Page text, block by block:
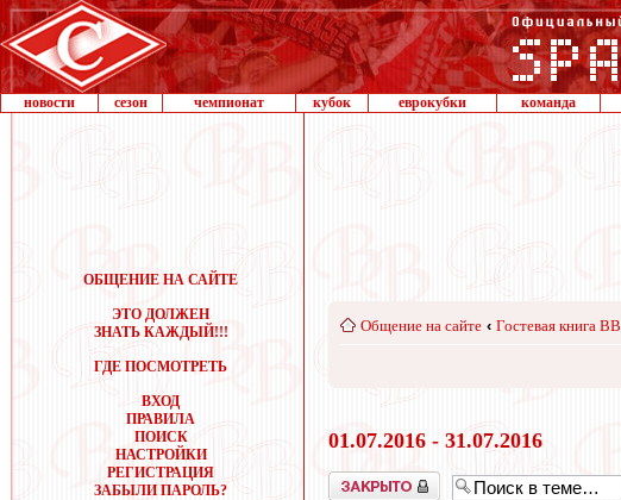
новости сезон чемпионат кубок еврокубки команда
ОБЩЕНИЕ НА САЙТЕ
ЭТО ДОЛЖЕН
ЗНАТЬ КАЖДЫЙ!!!
ГДЕ ПОСМОТРЕТЬ
ВХОД
ПРАВИЛА
ПОИСК
НАСТРОЙКИ
РЕГИСТРАЦИЯ
ЗАБЫЛИ ПАРОЛЬ?
Общение на сайте ‹ Гостевая книга ВВ
01.07.2016 - 31.07.2016
Закрыто